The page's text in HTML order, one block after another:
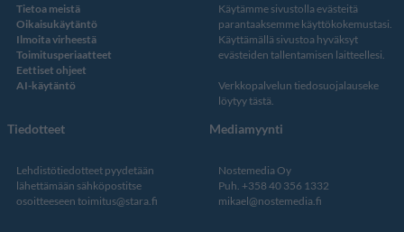
Tietoa meistä
Oikaisukäytäntö
Ilmoita virheestä
Toimitusperiaatteet
Eettiset ohjeet
AI-käytäntö
Käytämme sivustolla evästeitä
parantaaksemme käyttökokemustasi.
Käyttämällä sivustoa hyväksyt
evästeiden tallentamisen laitteellesi.
Verkkopalvelun tiedosuojalauseke
löytyy tästä
Tiedotteet
Lehdistötiedotteet pyydetään
lähettämään sähköpostitse
osoitteeseen toimitus@stara.fi
Mediamyynti
Nostemedia Oy
Puh. +358 40 356 1332
mikael@nostemedia.fi